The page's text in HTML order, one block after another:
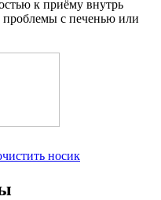
к приёму внутрь
проблемы с печенью или
носик